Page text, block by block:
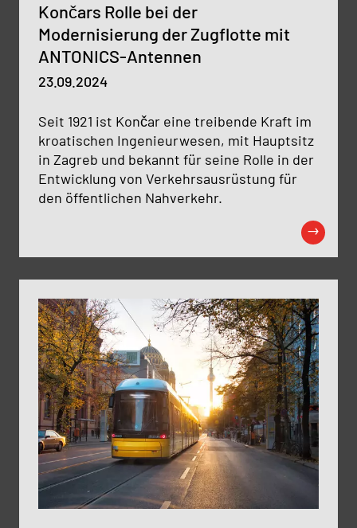
Končars Rolle bei der
Modernisierung der Zugflotte mit
ANTONICS-Antennen
23.09.2024
Seit 1921 ist Končar eine treibende Kraft im
kroatischen Ingenieurwesen, mit Hauptsitz
in Zagreb und bekannt für seine Rolle in der
Entwicklung von Verkehrsausrüstung für
den öffentlichen Nahverkehr.